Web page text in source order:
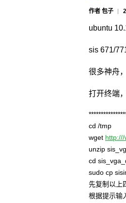
作者 包子
ubuntu
sis 671/
很多神舟
打开终端
cd /tmp
wget
unzip
cd
sudo cp
先复制以上
根据提示输